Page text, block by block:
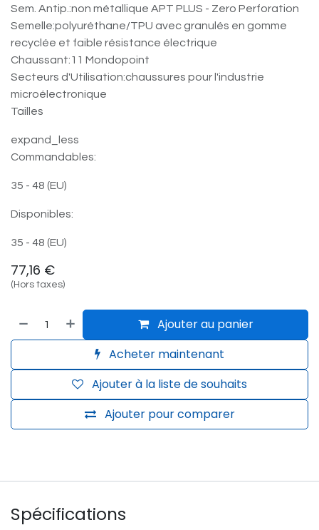
Sem. Antip.:non métallique APT PLUS - Zero Perforation
Semelle:polyuréthane/TPU avec granulés en gomme
recyclée et faible résistance électrique
Chaussant:11 Mondopoint
Secteurs d'Utilisation:chaussures pour l'industrie
microélectronique
Tailles
expand_less
Commandables:
35 - 48 (EU)
Disponibles:
35 - 48 (EU)
77,16 €
(Hors taxes)
Ajouter au panier
Acheter maintenant
Ajouter pour comparer
Ajouter à la liste de souhaits
Spécifications